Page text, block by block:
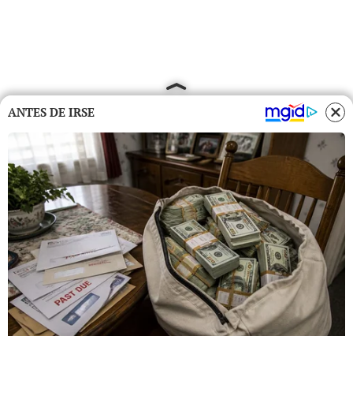
ANTES DE IRSE